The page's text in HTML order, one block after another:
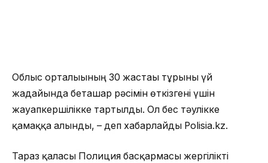
Облыс орталығының 30 жастағы тұрғыны үй
жағдайында беташар рәсімін өткізгені үшін
жауапкершілікке тартылды. Ол бес тәулікке
қамаққа алынды, – деп хабарлайды Polisia.kz.
Тараз қаласы Полиция басқармасы жергілікті